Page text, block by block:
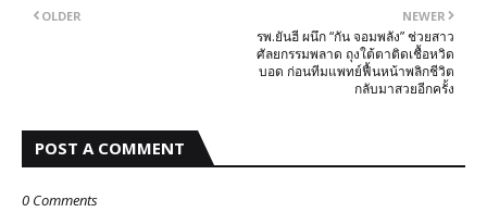
NEWER
รพ.ยันฮี ผนึก “กัน จอมพลัง” ช่วยสาว
ศัลยกรรมพลาด ถุงใต้ตาติดเชื้อหวิด
บอด ก่อนทีมแพทย์ฟื้นหน้าพลิกชีวิต
กลับมาสวยอีกครั้ง
OLDER
POST A COMMENT
0 Comments